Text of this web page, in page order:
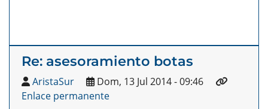
Re: asesoramiento botas
AristaSur
Dom, 13 Jul 2014 - 09:46
Enlace permanente